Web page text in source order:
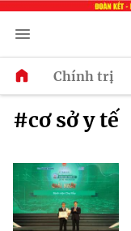
Chính trị
#cơ sở y tế